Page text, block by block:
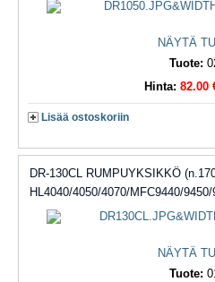
NÄYTÄ
Tuote:
Hinta: 82.00
Lisää ostoskoriin
DR-130CL RUMPUYKSIKKÖ
HL4040/4050/4070/MFC9440/
NÄYTÄ
Tuote: